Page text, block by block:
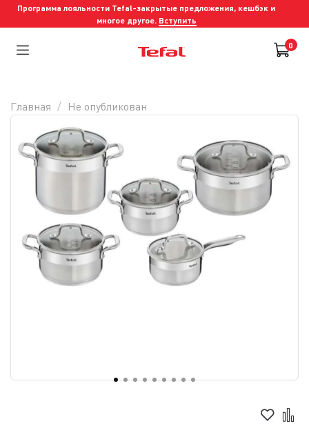
Программа лояльности Tefal-закрытые предложения, кешбэк и
многое другое. Вступить
0
Главная Не опубликован